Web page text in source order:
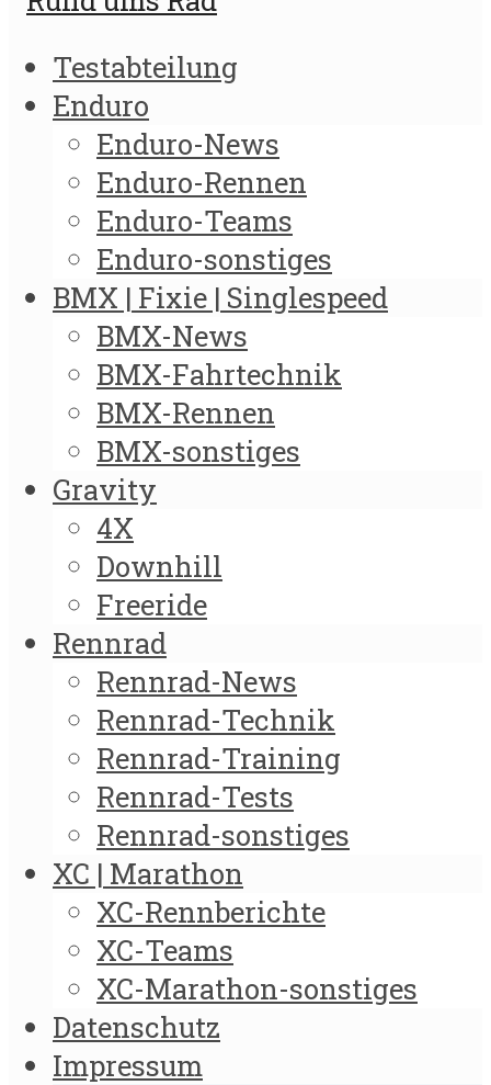
Testabteilung
Enduro
Enduro-News
Enduro-Rennen
Enduro-Teams
Enduro-sonstiges
BMX | Fixie | Singlespeed
BMX-News
BMX-Fahrtechnik
BMX-Rennen
BMX-sonstiges
Gravity
4X
Downhill
Freeride
Rennrad
Rennrad-News
Rennrad-Technik
Rennrad-Training
Rennrad-Tests
Rennrad-sonstiges
XC | Marathon
XC-Rennberichte
XC-Teams
XC-Marathon-sonstiges
Datenschutz
Impressum